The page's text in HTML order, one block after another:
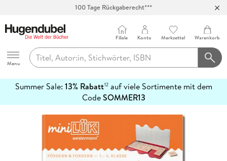
100 Tage Rückgaberecht***
Hugendubel
Menu
Filiale Konto Merkzettel Warenkorb
Summer Sale: 13% Rabatt12auf viele Sortimente mit dem
CodeSOMMER13
erfahren